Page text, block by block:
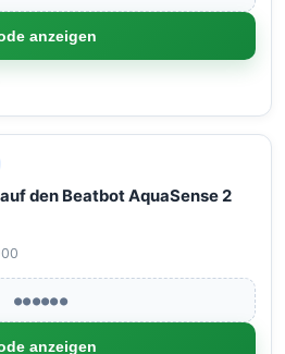
anzeigen
den Beatbot AquaSense 2
●●●●●●
anzeigen